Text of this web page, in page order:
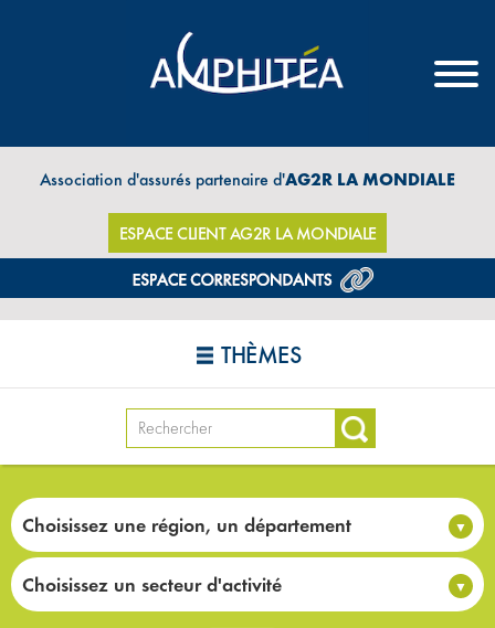
Association d'assurés partenaire d'AG2R LA MONDIALE
ESPACE CLIENT AG2R LA MONDIALE
THÈMES
Choisissez une région, un département
Choisissez un secteur d'activité